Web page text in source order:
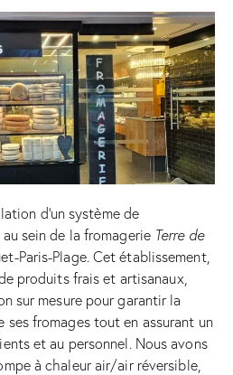
d’un système de
sein de la fromagerie Terre de
Paris-Plage. Cet établissement,
produits frais et artisanaux,
sur mesure pour garantir la
fromages tout en assurant un
et au personnel. Nous avons
à chaleur air/air réversible,